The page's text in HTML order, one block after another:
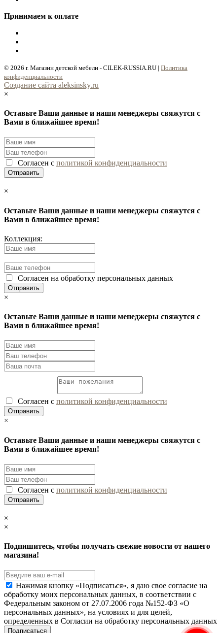
Принимаем к оплате
© 2026 г. Магазин детской мебели - CILEK-RUSSIA.RU | Политика
конфиденциальности
Cоздание сайта aleksinsky.ru
×
Оставьте Ваши данные и наши менеджеры свяжутся с
Вами в ближайшее время!
Согласен с политикой конфиденциальности
×
Оставьте Ваши данные и наши менеджеры свяжутся с
Вами в ближайшее время!
Коллекция:
Согласен на обработку персональных данных
×
Оставьте Ваши данные и наши менеджеры свяжутся с
Вами в ближайшее время!
Согласен с политикой конфиденциальности
×
Оставьте Ваши данные и наши менеджеры свяжутся с
Вами в ближайшее время!
Согласен с политикой конфиденциальности
×
×
Подпишитесь, чтобы получать свежие новости от нашего
магазина!
Нажимая кнопку «Подписаться», я даю свое согласие на
обработку моих персональных данных, в соответствии с
Федеральным законом от 27.07.2006 года №152-ФЗ «О
персональных данных», на условиях и для целей,
определенных в Согласии на обработку персональных данных
Подписаться